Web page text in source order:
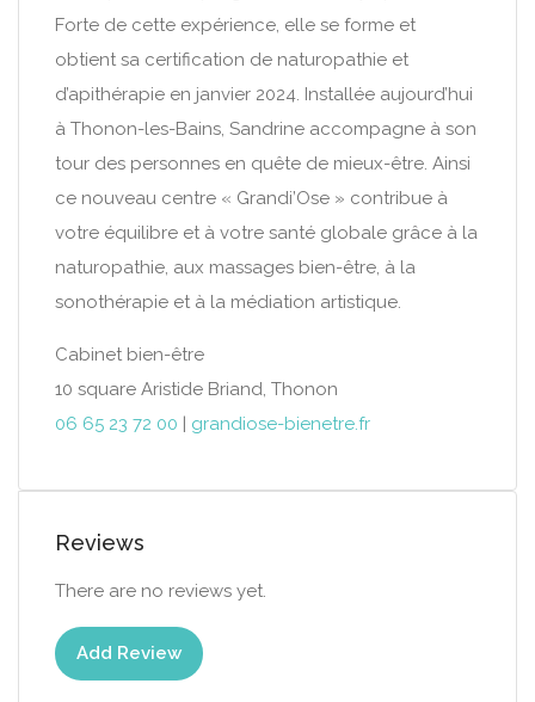
Forte de cette expérience, elle se forme et
obtient sa certification de naturopathie et
d’apithérapie en janvier 2024. Installée aujourd’hui
à Thonon-les-Bains, Sandrine accompagne à son
tour des personnes en quête de mieux-être. Ainsi
ce nouveau centre « Grandi’Ose » contribue à
votre équilibre et à votre santé globale grâce à la
naturopathie, aux massages bien-être, à la
sonothérapie et à la médiation artistique.
Cabinet bien-être
10 square Aristide Briand, Thonon
06 65 23 72 00 | grandiose-bienetre.fr
Reviews
There are no reviews yet.
Add Review